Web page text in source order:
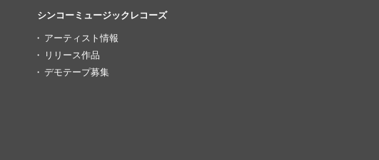
シンコーミュージックレコーズ
アーティスト情報
リリース作品
デモテープ募集